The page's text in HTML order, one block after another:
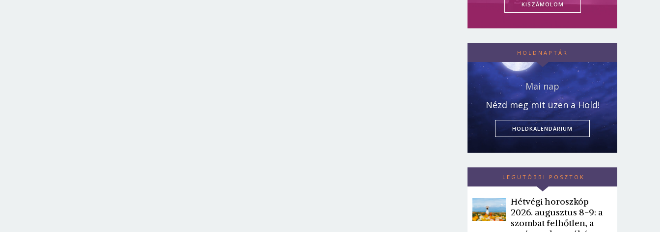
KISZÁMOLOM
HOLDNAPTÁR
Mai nap
Nézd meg mit üzen a Hold!
HOLDKALENDÁRIUM
LEGUTÓBBI POSZTOK
Hétvégi horoszkóp
2026. augusztus 8-9: a
szombat felhőtlen, a